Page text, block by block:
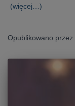
(więcej…)
Opublikowano przez